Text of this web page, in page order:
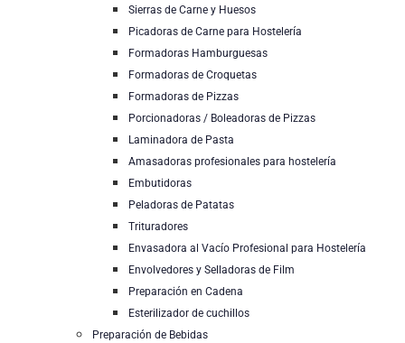
Sierras de Carne y Huesos
Picadoras de Carne para Hostelería
Formadoras Hamburguesas
Formadoras de Croquetas
Formadoras de Pizzas
Porcionadoras / Boleadoras de Pizzas
Laminadora de Pasta
Amasadoras profesionales para hostelería
Embutidoras
Peladoras de Patatas
Trituradores
Envasadora al Vacío Profesional para Hostelería
Envolvedores y Selladoras de Film
Preparación en Cadena
Esterilizador de cuchillos
Preparación de Bebidas